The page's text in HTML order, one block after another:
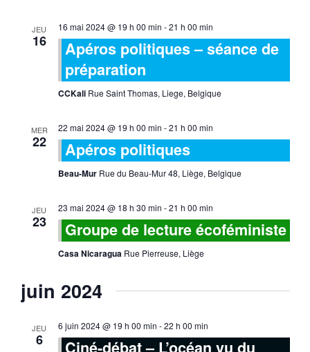
JEU
16
16 mai 2024 @ 19 h 00 min -21 h 00 min
Apéros politiques – séance de
préparation
CCKali Rue Saint Thomas, Liege, Belgique
MER
22
22 mai 2024 @ 19 h 00 min -21 h 00 min
Apéros politiques
Beau-Mur Rue du Beau-Mur 48, Liège, Belgique
JEU
23
23 mai 2024 @ 18 h 30 min -21 h 00 min
Groupe de lecture écoféministe
Casa Nicaragua Rue Pierreuse, Liège
juin 2024
JEU
6
6 juin 2024 @ 19 h 00 min -22 h 00 min
Ciné-débat – L’océan vu du